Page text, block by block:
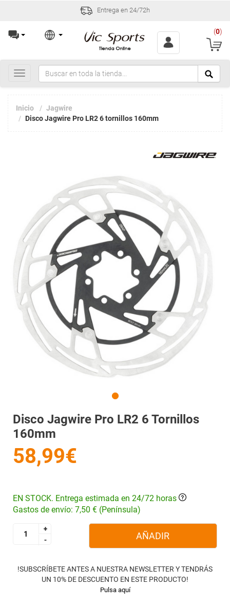
Entrega en 24/72h
(0)
Toggle
navigation
Inicio
Jagwire
Disco Jagwire Pro LR2 6 tornillos 160mm
Disco Jagwire Pro LR2 6 Tornillos
160mm
58,99€
EN STOCK. Entrega estimada en 24/72 horas
Gastos de envío: 7,50 € (Península)
+
-
+
-
AÑADIR
!SUBSCRÍBETE ANTES A NUESTRA NEWSLETTER Y TENDRÁS
UN 10% DE DESCUENTO EN ESTE PRODUCTO!
Pulsa aquí